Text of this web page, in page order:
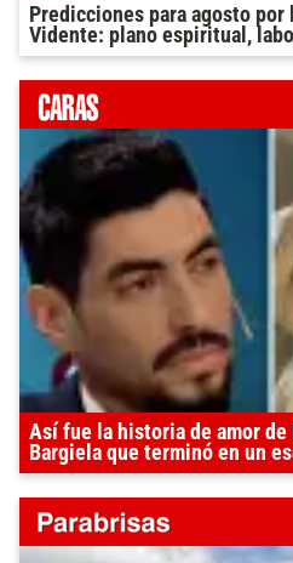
Predicciones para agosto
Vidente: plano espiritual,
Así fue la historia de amor de
Bargiela que terminó en un